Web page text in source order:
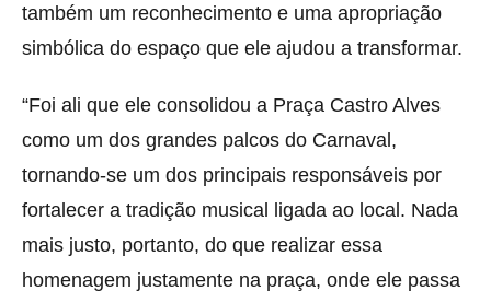
também um reconhecimento e uma apropriação
simbólica do espaço que ele ajudou a transformar.
“Foi ali que ele consolidou a Praça Castro Alves
como um dos grandes palcos do Carnaval,
tornando-se um dos principais responsáveis por
fortalecer a tradição musical ligada ao local. Nada
mais justo, portanto, do que realizar essa
homenagem justamente na praça, onde ele passa